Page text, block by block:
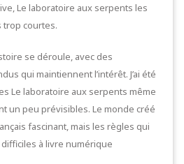
Le laboratoire aux serpents les
courtes.
se déroule, avec des
qui maintiennent l’intérêt. J’ai été
Le laboratoire aux serpents même
un peu prévisibles. Le monde créé
fascinant, mais les règles qui
à livre numérique